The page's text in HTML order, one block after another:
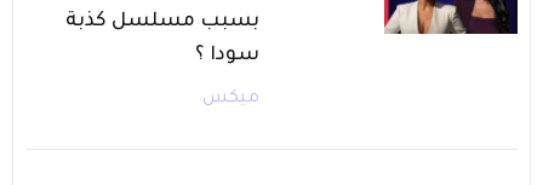
بسبب مسلسل كذبة
سودا ؟
ميكس